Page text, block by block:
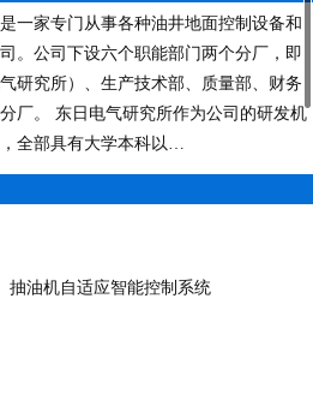
一家专门从事各种油井地面控制设备和
。公司下设六个职能部门两个分厂，即
研究所）、生产技术部、质量部、财务
厂。 东日电气研究所作为公司的研发机
全部具有大学本科以…
抽油机自适应智能控制系统